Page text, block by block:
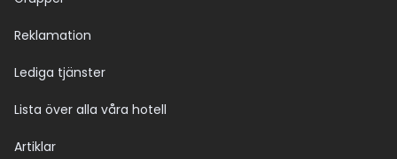
Reklamation
Lediga tjänster
Lista över alla våra hotell
Artiklar